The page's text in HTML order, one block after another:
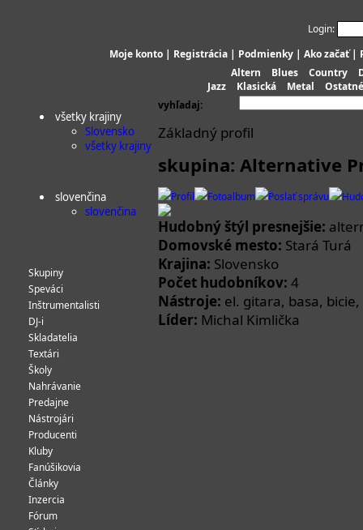
Login:
Moje konto | Registrácia | Podmienky | Ako začať|
Altern
Blues Country
Jazz
Klasická Metal
Ostatné
vyhľadaj:
všetky krajiny
Slovensko
všetky krajiny
slovenčina
slovenčina
Skupiny
Speváci
Inštrumentalisti
DJ-i
Skladatelia
Textári
Školy
Nahrávanie
Predajne
Nástrojári
Producenti
Kluby
Fanúšikovia
Články
Inzercia
Fórum
Základný profil
skupina: Alternative
Profil Fotoalbum Poslať správu
Hudobný štýl presnejšie:
Domovské mesto: Stará Turá
Krajina: Slovensko
Počet hudobníkov: 4
Nástroje: el. gitara, basa,
Líder: Michal Kimlička